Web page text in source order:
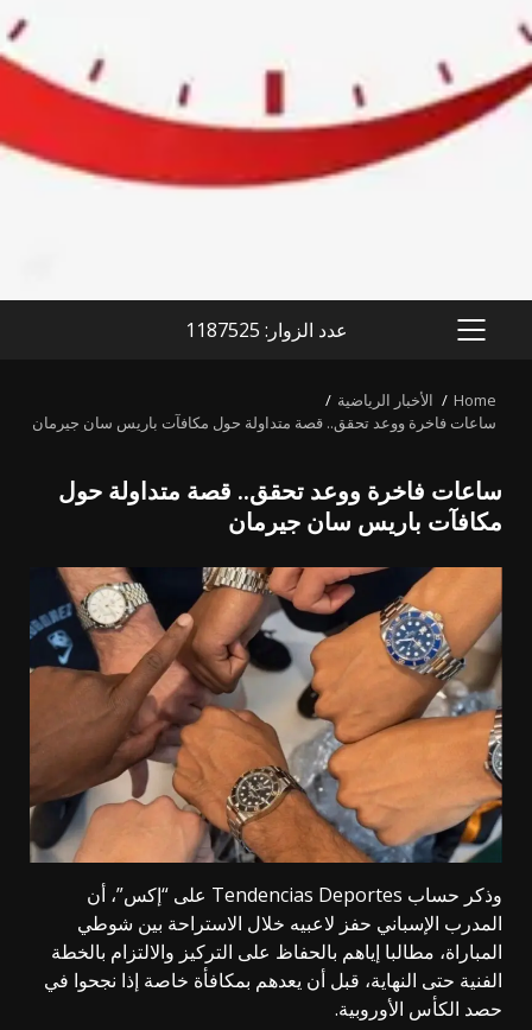
PRIMARY
عدد الزوار: 1187525
Home
الأخبار الرياضية
ساعات فاخرة ووعد تحقق.. قصة متداولة حول مكافآت باريس سان جيرمان
ساعات فاخرة ووعد تحقق.. قصة متداولة حول
مكافآت باريس سان جيرمان
وذكر حساب Tendencias Deportes على “إكس”، أن
المدرب الإسباني حفز لاعبيه خلال الاستراحة بين شوطي
المباراة، مطالبا إياهم بالحفاظ على التركيز والالتزام بالخطة
الفنية حتى النهاية، قبل أن يعدهم بمكافأة خاصة إذا نجحوا في
حصد الكأس الأوروبية.